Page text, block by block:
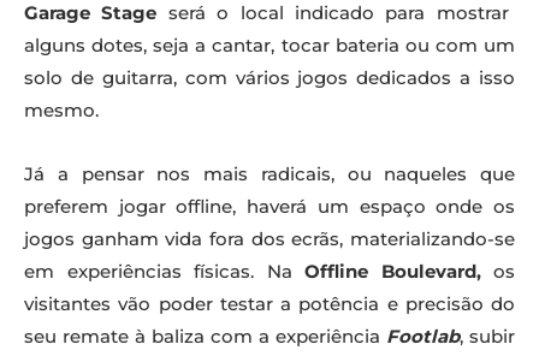
Garage Stage será o local indicado para mostrar
alguns dotes, seja a cantar, tocar bateria ou com um
solo de guitarra, com vários jogos dedicados a isso
mesmo.
Já a pensar nos mais radicais, ou naqueles que
preferem jogar offline, haverá um espaço onde os
jogos ganham vida fora dos ecrãs, materializando-se
em experiências físicas. Na Offline Boulevard,os
visitantes vão poder testar a potência e precisão do
seu remate à baliza com a experiência Footlab, subir